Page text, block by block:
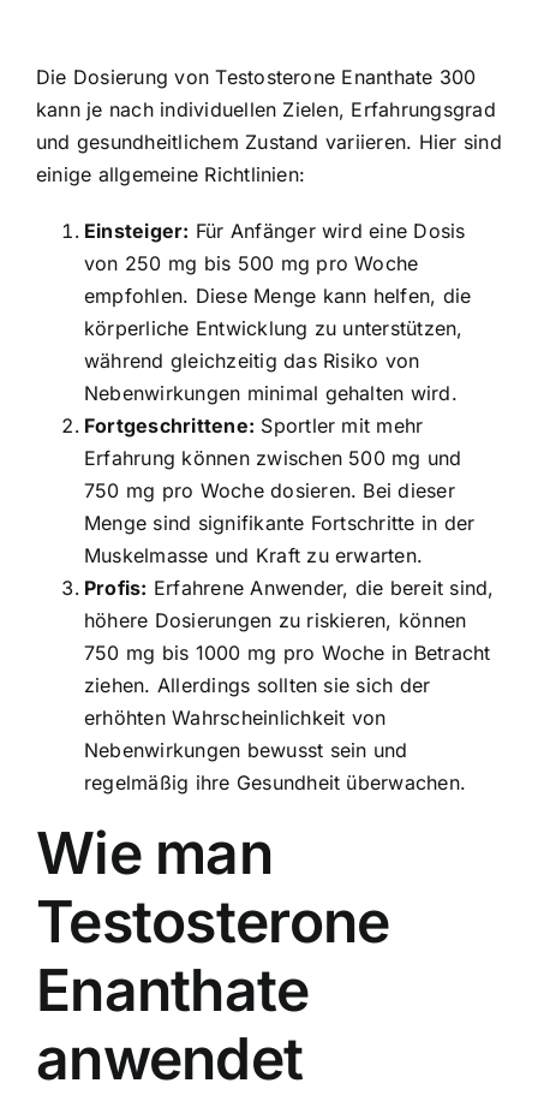
Die Dosierung von Testosterone Enanthate 300
kann je nach individuellen Zielen, Erfahrungsgrad
und gesundheitlichem Zustand variieren. Hier sind
einige allgemeine Richtlinien:
Einsteiger: Für Anfänger wird eine Dosis
von 250 mg bis 500 mg pro Woche
empfohlen. Diese Menge kann helfen, die
körperliche Entwicklung zu unterstützen,
während gleichzeitig das Risiko von
Nebenwirkungen minimal gehalten wird.
Fortgeschrittene: Sportler mit mehr
Erfahrung können zwischen 500 mg und
750 mg pro Woche dosieren. Bei dieser
Menge sind signifikante Fortschritte in der
Muskelmasse und Kraft zu erwarten.
Profis: Erfahrene Anwender, die bereit sind,
höhere Dosierungen zu riskieren, können
750 mg bis 1000 mg pro Woche in Betracht
ziehen. Allerdings sollten sie sich der
erhöhten Wahrscheinlichkeit von
Nebenwirkungen bewusst sein und
regelmäßig ihre Gesundheit überwachen.
Wie man
Testosterone
Enanthate
anwendet